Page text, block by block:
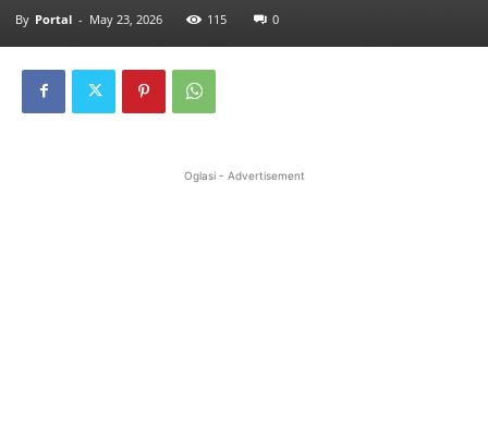
By Portal - May 23, 2026 115 0
Oglasi - Advertisement